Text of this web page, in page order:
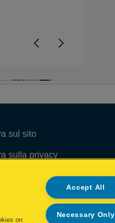
sul sito
sulla privacy
dei miei dati
di garanzia
on
Accept All
Necessary Only